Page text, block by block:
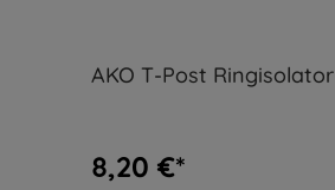
AKO T-Post Ringisolator
8,20 €*